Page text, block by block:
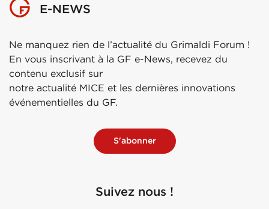
E-NEWS
Ne manquez rien de l’actualité du Grimaldi Forum !
En vous inscrivant à la GF e-News, recevez du
contenu exclusif sur
notre actualité MICE et les dernières innovations
événementielles du GF.
S'abonner
Suivez nous !